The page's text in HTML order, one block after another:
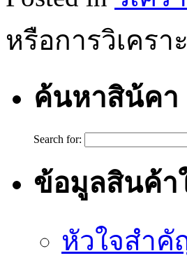
หรือการวิเคร
ค้นหาสิน้คา
Search for:
ข้อมูลสินค้า
หัวใจสำคั